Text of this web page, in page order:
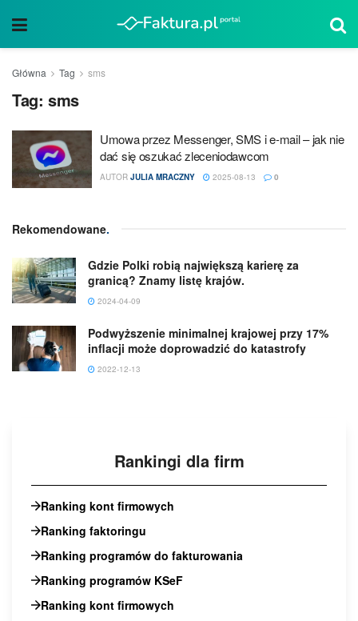
Główna Tag sms
Tag: sms
Umowa przez Messenger, SMS i e-mail – jak nie
dać się oszukać zleceniodawcom
AUTOR JULIA MRACZNY 2025-08-13 0
Rekomendowane.
Gdzie Polki robią największą karierę za
granicą? Znamy listę krajów.
2024-04-09
Podwyższenie minimalnej krajowej przy 17%
inflacji może doprowadzić do katastrofy
2022-12-13
Rankingi dla firm
Ranking kont firmowych
Ranking faktoringu
Ranking programów do fakturowania
Ranking programów KSeF
Ranking kont firmowych